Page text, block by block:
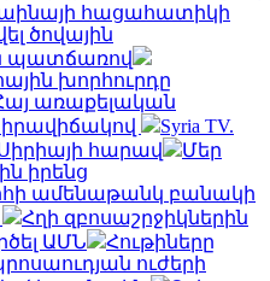
հացահատիկի
ծովային
պատճառով
խորհուրդը
առաքելական
իրավիճակով
Syria TV.
Սիրիայի հարավ
Մեր
իրենց
ամենաթանկ բանակի
Հղի զբոսաշրջիկներին
ԱՄՆ
Հութիները
ուժերի